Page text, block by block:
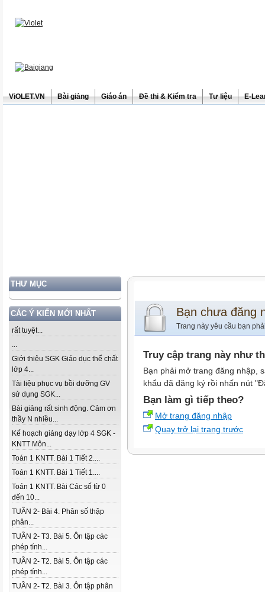
ViOLET.VN Bài giảng Giáo án Đề thi & Kiểm tra Tư liệu E-
THƯ MỤC
CÁC Ý KIẾN MỚI NHẤT
rất tuyệt...
...
Giới thiệu SGK Giáo dục thể chất
lớp 4...
Tài liệu phục vụ bồi dưỡng GV
sử dụng SGK...
Bài giảng rất sinh động. Cảm ơn
thầy N nhiều...
Kế hoạch giảng dạy lớp 4 SGK -
KNTT Môn...
Toán 1 KNTT. Bài 1 Tiết 2....
Toán 1 KNTT. Bài 1 Tiết 1....
Toán 1 KNTT. Bài Các số từ 0
đến 10...
TUẦN 2- Bài 4. Phân số thập
phân...
TUẦN 2- T3. Bài 5. Ôn tập các
phép tính...
TUẦN 2- T2. Bài 5. Ôn tập các
phép tính...
TUẦN 2- T2. Bài 3. Ôn tập phân
Bạn chưa đăng
Trang này yêu cầu bạn
Truy cập trang này như
Bạn phải mở trang đăng nhập,
khẩu đã đăng ký rồi nhấn nút
Bạn làm gì tiếp theo?
Mở trang đăng nhập
Quay trở lại trang trước